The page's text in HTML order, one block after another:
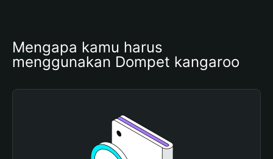
Mengapa kamu harus
menggunakan Dompet kangaroo